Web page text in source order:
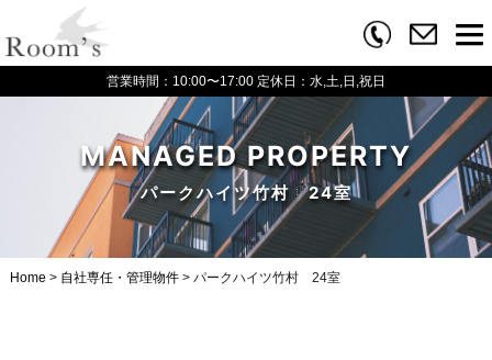
営業時間：10:00〜17:00 定休日：水,土,日,祝日
MANAGED PROPERTY
パークハイツ竹村 24室
Home > 自社専任・管理物件> パークハイツ竹村 24室